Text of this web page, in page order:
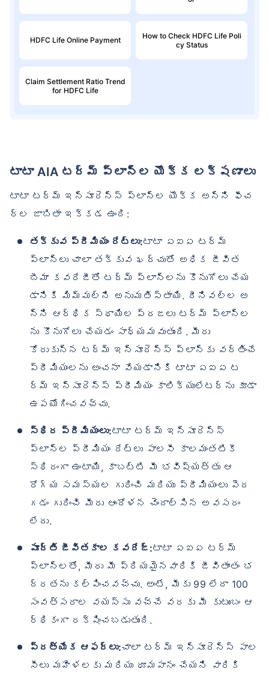
HDFC Life Online Payment
How to Check HDFC Life Poli
cy Status
Claim Settlement Ratio Trend
for HDFC Life
టాటా AIA టర్మ్ ప్లాన్‌ల యొక్క లక్షణాలు
టాటా టర్మ్ ఇన్సూరెన్స్ ప్లాన్‌ల యొక్క అన్ని ఫీచ
ర్ల జాబితా ఇక్కడ ఉంది:
తక్కువ ప్రీమియం రేట్లు:టాటా ఏఐఏ టర్మ్
ప్లాన్‌లు చాలా తక్కువ ఖర్చుతో అధిక జీవిత
బీమా కవరేజీతో టర్మ్ ప్లాన్‌లను కొనుగోలు చేయ
డానికి మిమ్మల్ని అనుమతిస్తాయి. దీనివల్ల అ
న్ని ఆర్థిక స్థాయిల ప్రజలు టర్మ్ ప్లాన్‌ల
ను కొనుగోలు చేయడం సాధ్యమవుతుంది. మీరు
కోరుకున్న టర్మ్ ఇన్సూరెన్స్ ప్లాన్‌కు వర్తించే
ప్రీమియంలను అంచనా వేయడానికి టాటా ఏఐఏ ట
ర్మ్ ఇన్సూరెన్స్ ప్రీమియం కాలిక్యులేటర్‌ను కూడా
ఉపయోగించవచ్చు.
స్థిర ప్రీమియంలు:టాటా టర్మ్ ఇన్సూరెన్స్
ప్లాన్‌ల ప్రీమియం రేట్లు పాలసీ కాలమంతటికీ
స్థిరంగా ఉంటాయి, కాబట్టి మీ భవిష్యత్తు ఆ
రోగ్య సమస్యల గురించి మరియు ప్రీమియంలు పెర
గడం గురించి మీరు ఆందోళన చెందాల్సిన అవసరం
లేదు.
పూర్తి జీవితకాల కవరేజ్:టాటా ఏఐఏ టర్మ్
ప్లాన్‌లతో, మీరు మీ ప్రియమైనవారికి జీవితాంతం భ
ద్రతను కల్పించవచ్చు. అంటే, మీకు 99 లేదా 100
సంవత్సరాల వయస్సు వచ్చే వరకు మీ కుటుంబం ఆ
ర్థికంగా రక్షించబడుతుంది.
ప్రత్యేక ఆఫర్లు:చాలా టర్మ్ ఇన్సూరెన్స్ పాల
సీలు మహిళలకు మరియు ధూమపానం చేయని వారికి